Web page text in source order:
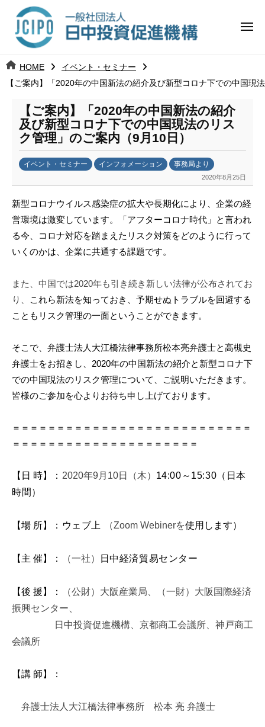
ツ 日
中
投
資
促
進
機
構
j
c
メ
HOME
イベント・セミナー
【ご案内】「2020年の中国新法の紹介及び新型コロナ下での中国現
【ご案内】「2020年の中国新法の紹介
及び新型コロナ下での中国現法のリス
ク管理」のご案内（9月10日）
イベント・セミナー インフォメーション 事務局より
2020年8月25日
k
a
n
a
m
新型コロナウイルス感染症の拡大や長期化により、企業の経
営環境は激変しています。「アフターコロナ時代」と言われ
る今、コロナ対応を踏まえたリスク対策をどのように行って
いくのかは、企業に共通する課題です。
また、中国では2020年も引き続き新しい法律が公布されてお
り、
これら新法を知っておき、予期せぬトラブルを回避する
こともリスク管理の一面ということができます。
そこで、弁護士法人大江橋法律事務所松本亮弁護士と高槻史
弁護士をお招きし、2020年の中国新法の紹介と新型コロナ下
での中国現法のリスク管理について、ご説明いただきます。
皆様のご参加を心よりお待ち申し上げております。
＝＝＝＝＝＝＝＝＝＝＝＝＝＝＝＝＝＝＝＝＝＝＝＝＝＝＝
＝＝＝＝＝＝＝＝＝＝＝＝＝＝＝＝＝＝＝＝＝
【日 時】 ： 2020年9月10日（木） 14:00 ～ 15:30 （日本
時間）
【場 所】 ：ウェブ上 （Zoom Webinerを使用します）
【主 催】 ： （一社） 日中経済貿易センター
【後 援】 ：
（公財）大阪産業局、（一財）大阪国際経済
振興センター、
日中投資促進機構、京都商工会議所、神戸商工
会議所
【講 師】 ：
弁護士法人大江橋法律事務所 松本 亮 弁護士
日
中
資
進
機
構